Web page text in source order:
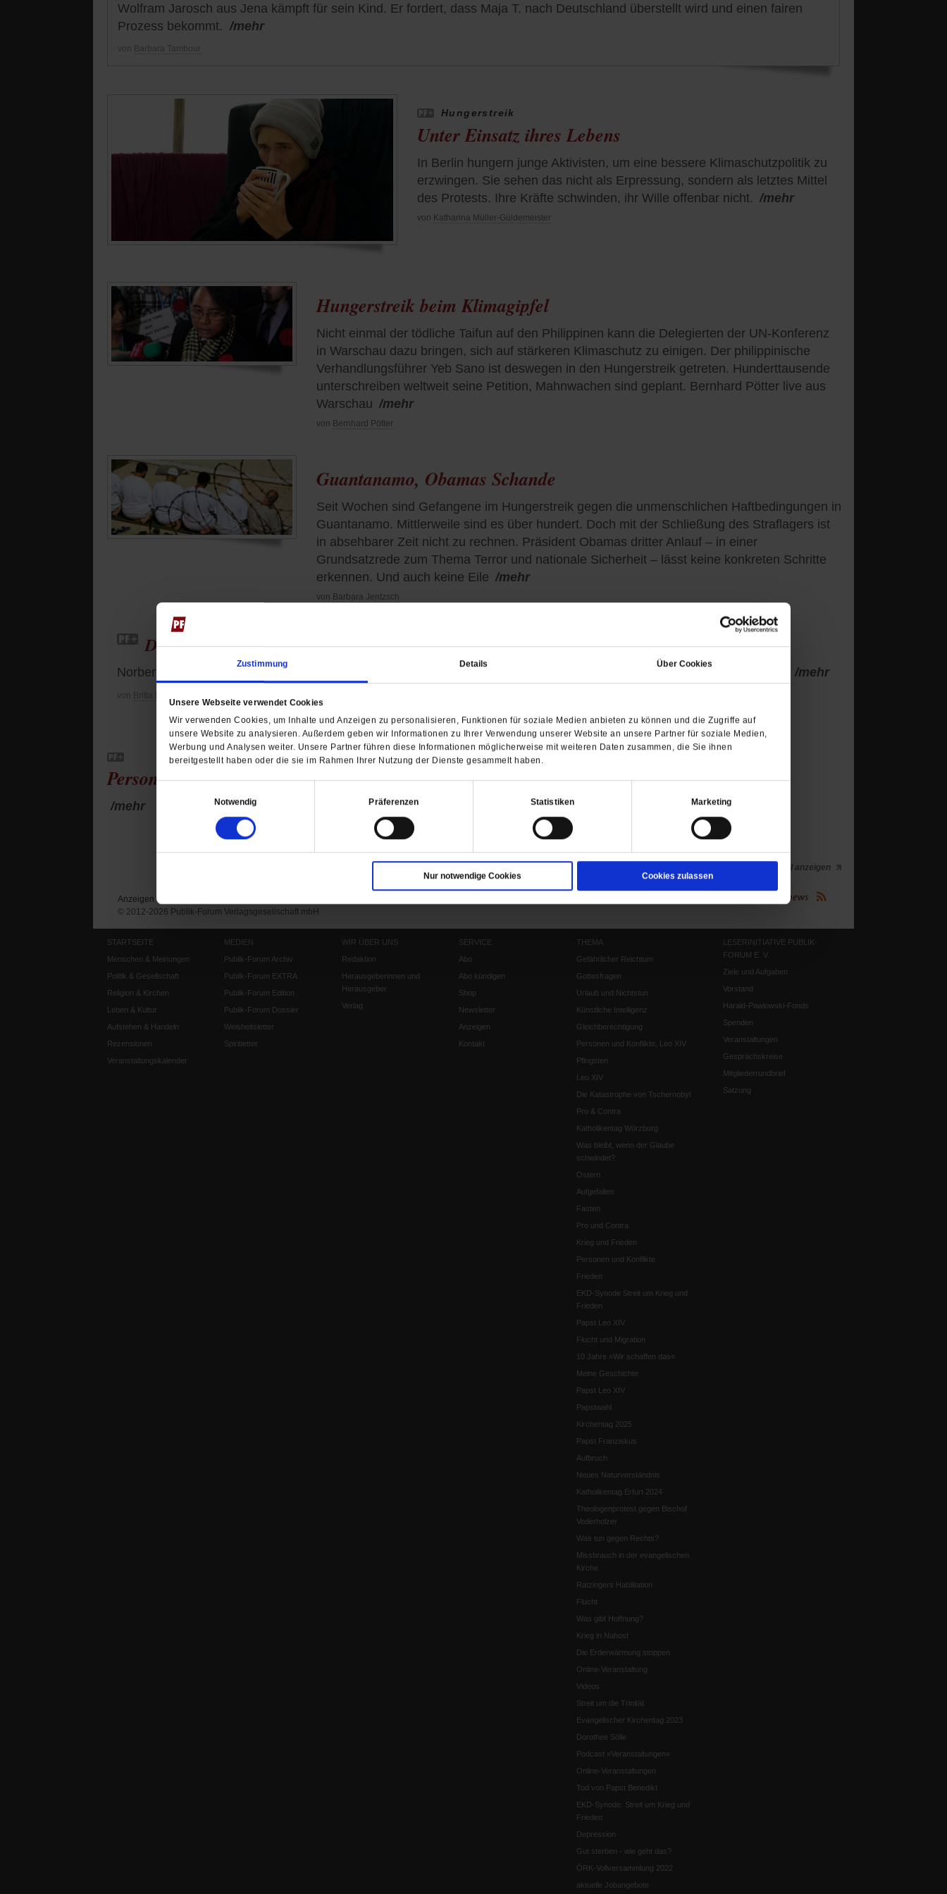
(Öffnet
in
einem
neuen
Zustimmung Details Über Cookies
Unsere Webseite verwendet Cookies
Wir verwenden Cookies, um Inhalte und Anzeigen zu personalisieren, Funktionen für soziale Medien anbieten zu können und die Zugriffe auf
unsere Website zu analysieren. Außerdem geben wir Informationen zu Ihrer Verwendung unserer Website an unsere Partner für soziale Medien,
Werbung und Analysen weiter. Unsere Partner führen diese Informationen möglicherweise mit weiteren Daten zusammen, die Sie ihnen
bereitgestellt haben oder die sie im Rahmen Ihrer Nutzung der Dienste gesammelt haben.
Notwendig
Präferenzen Statistiken Marketing
Nur notwendige Cookies Cookies zulassen
Wolfram Jarosch aus Jena kämpft für sein Kind. Er fordert, dass Maja T. nach Deutschland überstellt wird und einen fairen
Prozess bekommt. /mehr
von Barbara Tambour
Hungerstreik
Unter Einsatz ihres Lebens
In Berlin hungern junge Aktivisten, um eine bessere Klimaschutzpolitik zu
erzwingen. Sie sehen das nicht als Erpressung, sondern als letztes Mittel
des Protests. Ihre Kräfte schwinden, ihr Wille offenbar nicht. /mehr
von Katharina Müller-Güldemeister
Hungerstreik beim Klimagipfel
Nicht einmal der tödliche Taifun auf den Philippinen kann die Delegierten der UN-Konferenz
in Warschau dazu bringen, sich auf stärkeren Klimaschutz zu einigen. Der philippinische
Verhandlungsführer Yeb Sano ist deswegen in den Hungerstreik getreten. Hunderttausende
unterschreiben weltweit seine Petition, Mahnwachen sind geplant. Bernhard Pötter live aus
Warschau /mehr
von Bernhard Pötter
Guantanamo, Obamas Schande
Seit Wochen sind Gefangene im Hungerstreik gegen die unmenschlichen Haftbedingungen in
Guantanamo. Mittlerweile sind es über hundert. Doch mit der Schließung des Straflagers ist
in absehbarer Zeit nicht zu rechnen. Präsident Obamas dritter Anlauf – in einer
Grundsatzrede zum Thema Terror und nationale Sicherheit – lässt keine konkreten Schritte
erkennen. Und auch keine Eile /mehr
von Barbara Jentzsch
Der Durchhalter
Norbert Denef wurde als Kind missbraucht. Jetzt ist er 63 und im Hungerstreik – gegen die Verjährung des Verbrechens /mehr
von
Personen und Konflikte
/mehr
mehr Artikel anzeigen
Anzeigen
© 2012-2026 Publik-Forum Verlagsgesellschaft mbH
in
Tab)
STARTSEITE
Menschen & Meinungen
Politik & Gesellschaft
Religion & Kirchen
Leben & Kultur
Aufstehen & Handeln
Rezensionen
Veranstaltungskalender
MEDIEN
Publik-Forum Archiv
Publik-Forum EXTRA
Publik-Forum Edition
Publik-Forum Dossier
Weisheitsletter
Spiritletter
WIR ÜBER UNS
Redaktion
Herausgeberinnen und
Herausgeber
Verlag
SERVICE
Abo
Abo kündigen
Shop
Newsletter
Anzeigen
Kontakt
THEMA
Gefährlicher Reichtum
Gottesfragen
Urlaub und Nichtstun
Künstliche Intelligenz
Gleichberechtigung
Personen und Konflikte, Leo XIV
Pfingsten
Leo XIV
Die Katastrophe von Tschernobyl
Pro & Contra
Katholikentag Würzburg
Was bleibt, wenn der Glaube
schwindet?
Ostern
Aufgefallen
Fasten
Pro und Contra
Krieg und Frieden
Personen und Konflikte
Frieden
EKD-Synode Streit um Krieg und
Frieden
Papst Leo XIV.
Flucht und Migration
10 Jahre »Wir schaffen das«
Meine Geschichte
Papst Leo XIV
Papstwahl
Kirchentag 2025
Papst Franziskus
Aufbruch
Neues Naturverständnis
Katholikentag Erfurt 2024
Theologenprotest gegen Bischof
Voderholzer
Was tun gegen Rechts?
Missbrauch in der evangelischen
Kirche
Ratzingers Habilitation
Flucht
Was gibt Hoffnung?
Krieg in Nahost
Die Erderwärmung stoppen
Online-Veranstaltung
Videos
Streit um die Trinität
Evangelischer Kirchentag 2023
Dorothee Sölle
Podcast »Veranstaltungen«
Online-Veranstaltungen
Tod von Papst Benedikt
EKD-Synode: Streit um Krieg und
Frieden
Depression
Gut sterben - wie geht das?
ÖRK-Vollversammlung 2022
aktuelle Jobangebote
LESERINITIATIVE PUBLIK-
FORUM E. V.
Ziele und Aufgaben
Vorstand
Harald-Pawlowski-Fonds
Spenden
Veranstaltungen
Gesprächskreise
Mitgliederrundbrief
Satzung